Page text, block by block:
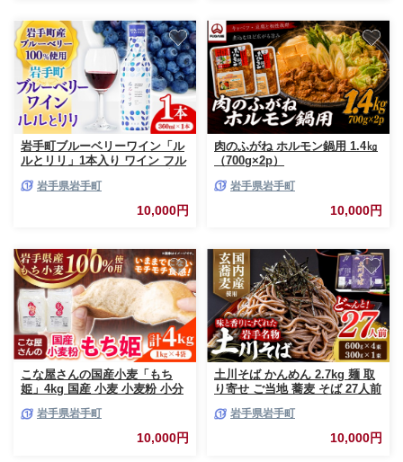
岩手町ブルーベリーワイン「ル
ルとリリ」1本入り ワイン フル
ーベリー 酒 プレゼント 贈り物
ぶるーべりー 果実 甘口 お酒 宅
飲み 家飲み ご当地 岩手県 岩手
岩手県岩手町
10,000円
肉のふがね ホルモン鍋用 1.4㎏
（700g×2p）
岩手県岩手町
10,000円
こな屋さんの国産小麦「もち
姫」4kg 国産 小麦 小麦粉 小分
チモチ もち姫 岩手県 岩手町 府
岩手県岩手町
10,000円
土川そば かんめん 2.7kg 麺 取
り寄せ ご当地 蕎麦 そば 27人前
保存食 常温 保管 人気 国内製造
岩手県岩手町
10,000円